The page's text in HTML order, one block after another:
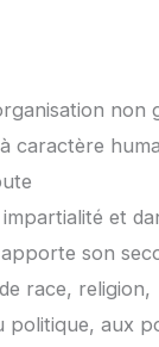
non
caractère
et
son
race, religion,
politique, aux